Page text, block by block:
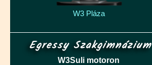
W3 Pláza
Egressy Szakgimnázium
W3Suli motoron